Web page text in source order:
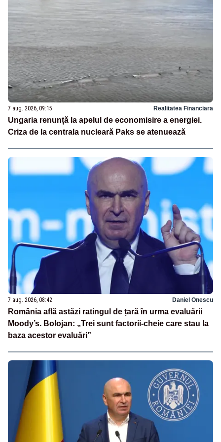
7 aug. 2026, 09:15 Realitatea Financiara
Ungaria renunță la apelul de economisire a energiei.
Criza de la centrala nucleară Paks se atenuează
7 aug. 2026, 08:42 Daniel Onescu
România află astăzi ratingul de țară în urma evaluării
Moody’s. Bolojan: „Trei sunt factorii-cheie care stau la
baza acestor evaluări”